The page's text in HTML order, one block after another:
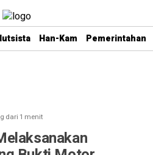
Han-Kam Pemerintahan
dari 1 menit